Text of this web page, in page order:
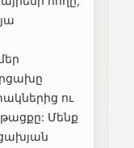
ու
Մենք